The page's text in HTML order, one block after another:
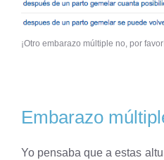
¡Otro embarazo múltiple no, por
Embarazo
Yo pensaba que a estas